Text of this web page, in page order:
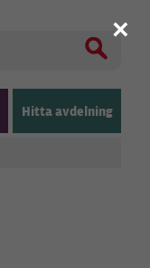
Hitta avdelning
×